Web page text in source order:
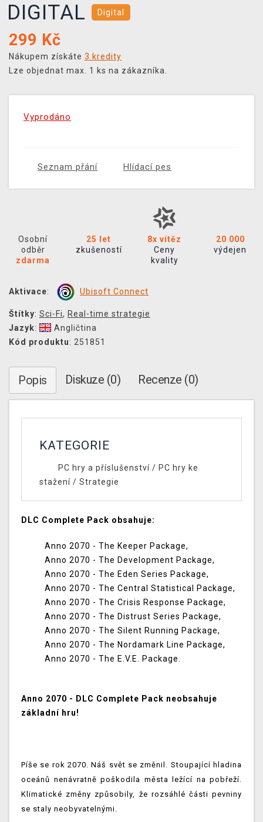
DIGITAL
Digital
299 Kč
Nákupem získáte 3 kredity
Lze objednat max. 1 ks na zákazníka.
Vyprodáno
Seznam přání Hlídací pes
Osobní
odběr
zdarma
25 let
zkušeností
8x vítěz
Ceny
kvality
20 000
výdejen
Aktivace: Ubisoft Connect
Štítky: Sci-Fi, Real-time strategie
Jazyk:
Angličtina
Kód produktu: 251851
Popis Diskuze (0) Recenze (0)
KATEGORIE
PC hry a příslušenství/ PC hry ke
stažení / Strategie
DLC Complete Pack obsahuje:
Anno 2070 - The Keeper Package,
Anno 2070 - The Development Package,
Anno 2070 - The Eden Series Package,
Anno 2070 - The Central Statistical Package,
Anno 2070 - The Crisis Response Package,
Anno 2070 - The Distrust Series Package,
Anno 2070 - The Silent Running Package,
Anno 2070 - The Nordamark Line Package,
Anno 2070 - The E.V.E. Package.
Anno 2070 - DLC Complete Pack neobsahuje
základní hru!
Píše se rok 2070. Náš svět se změnil. Stoupající hladina
oceánů nenávratně poškodila města ležící na pobřeží.
Klimatické změny způsobily, že rozsáhlé části pevniny
se staly neobyvatelnými.